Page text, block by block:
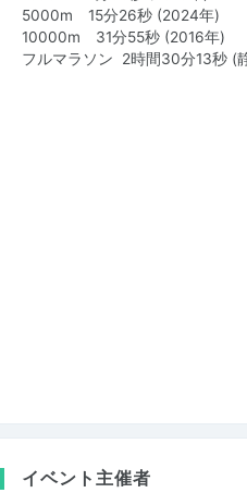
5000m 15分26秒 (2024年)
10000m 31分55秒 (2016年)
フルマラソン 2時間30分13秒 (
イベント主催者